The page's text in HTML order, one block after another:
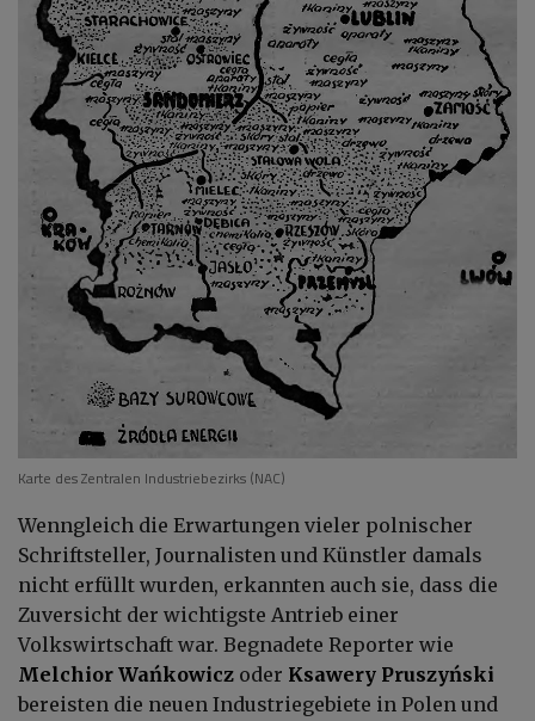
Karte des Zentralen Industriebezirks (NAC)
Wenngleich die Erwartungen vieler polnischer
Schriftsteller, Journalisten und Künstler damals
nicht erfüllt wurden, erkannten auch sie, dass die
Zuversicht der wichtigste Antrieb einer
Volkswirtschaft war. Begnadete Reporter wie
Melchior Wańkowicz oder Ksawery Pruszyński
bereisten die neuen Industriegebiete in Polen und